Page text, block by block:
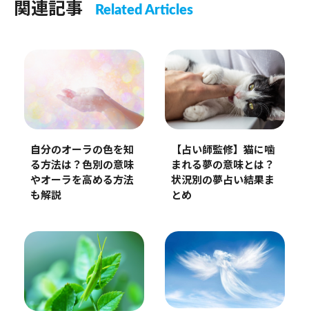
関連記事 Related Articles
自分のオーラの色を知
る方法は？色別の意味
やオーラを高める方法
も解説
【占い師監修】猫に噛
まれる夢の意味とは？
状況別の夢占い結果ま
とめ